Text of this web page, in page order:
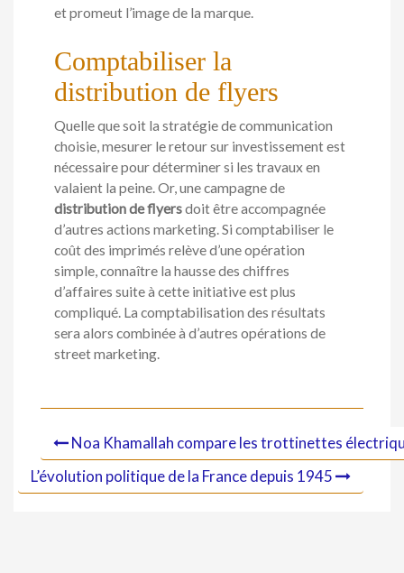
et promeut l’image de la marque.
Comptabiliser la
distribution de flyers
Quelle que soit la stratégie de communication
choisie, mesurer le retour sur investissement est
nécessaire pour déterminer si les travaux en
valaient la peine. Or, une campagne de
distribution de flyersdoit être accompagnée
d’autres actions marketing. Si comptabiliser le
coût des imprimés relève d’une opération
simple, connaître la hausse des chiffres
d’affaires suite à cette initiative est plus
compliqué. La comptabilisation des résultats
sera alors combinée à d’autres opérations de
street marketing.
Noa Khamallah compare les trottinettes
L’évolution politique de la France depuis 1945